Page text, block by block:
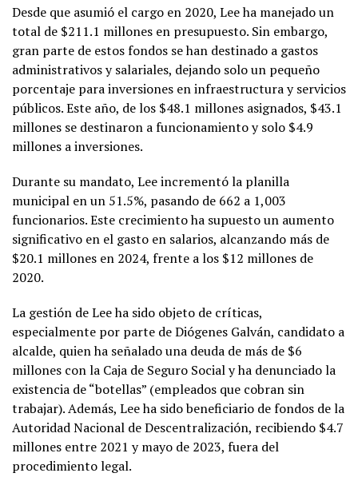
Desde que asumió el cargo en 2020, Lee ha manejado un
total de $211.1 millones en presupuesto. Sin embargo,
gran parte de estos fondos se han destinado a gastos
administrativos y salariales, dejando solo un pequeño
porcentaje para inversiones en infraestructura y servicios
públicos. Este año, de los $48.1 millones asignados, $43.1
millones se destinaron a funcionamiento y solo $4.9
millones a inversiones.
Durante su mandato, Lee incrementó la planilla
municipal en un 51.5%, pasando de 662 a 1,003
funcionarios. Este crecimiento ha supuesto un aumento
significativo en el gasto en salarios, alcanzando más de
$20.1 millones en 2024, frente a los $12 millones de
2020.
La gestión de Lee ha sido objeto de críticas,
especialmente por parte de Diógenes Galván, candidato a
alcalde, quien ha señalado una deuda de más de $6
millones con la Caja de Seguro Social y ha denunciado la
existencia de “botellas” (empleados que cobran sin
trabajar). Además, Lee ha sido beneficiario de fondos de la
Autoridad Nacional de Descentralización, recibiendo $4.7
millones entre 2021 y mayo de 2023, fuera del
procedimiento legal.